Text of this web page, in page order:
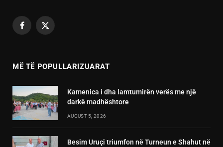
Facebook
X
MË TË POPULLARIZUARAT
Kamenica i dha lamtumirën verës me një
darkë madhështore
AUGUST 5, 2026
Besim Uruçi triumfon në Turneun e Shahut në